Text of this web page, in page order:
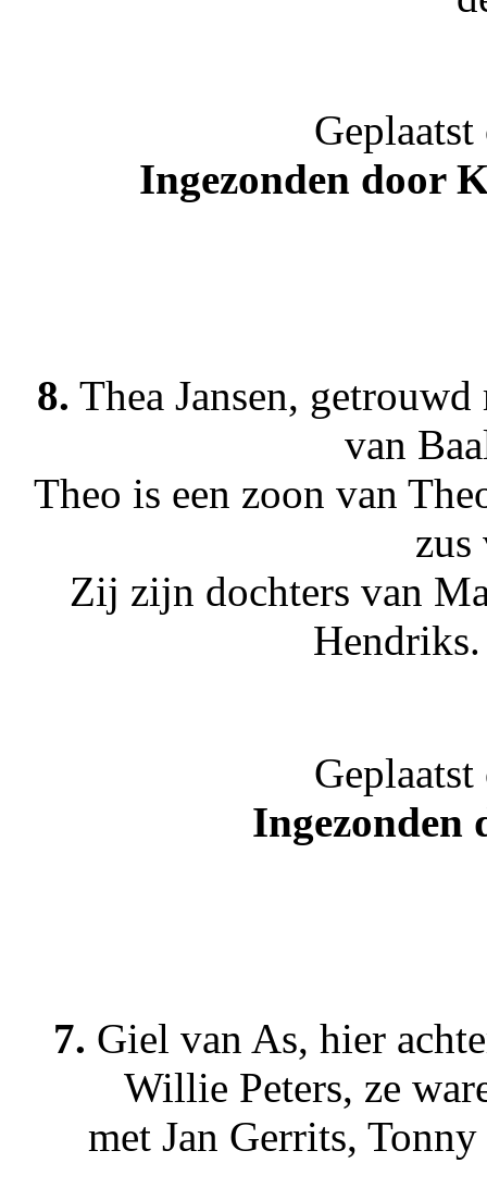
Ingezonden door
8. Thea Jansen,
van
Theo is een zoon van
zus
Zij zijn dochters van
Ingezonden
7. Giel van As, hier
Willie Peters, ze
met Jan Gerrits,